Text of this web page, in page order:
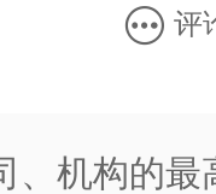
评
、机构的